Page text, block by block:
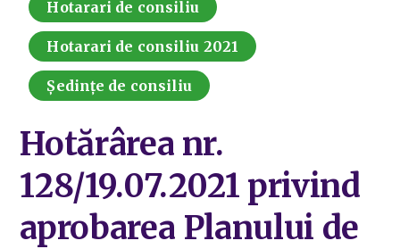
Hotarari de consiliu
Hotarari de consiliu 2021
Ședințe de consiliu
Hotărârea nr.
128/19.07.2021 privind
aprobarea Planului de